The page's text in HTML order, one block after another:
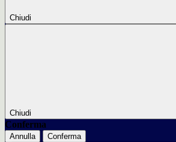
Chiudi
Chiudi
Conferma
Annulla Conferma